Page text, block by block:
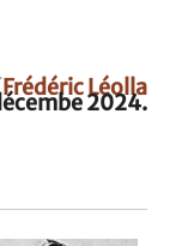
Frédéric Léolla
2024.